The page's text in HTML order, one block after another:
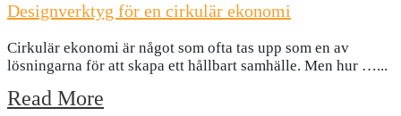
Designverktyg för en cirkulär ekonomi
​Cirkulär ekonomi är något som ofta tas upp som en av
lösningarna för att skapa ett hållbart samhälle. Men hur …...
Read More